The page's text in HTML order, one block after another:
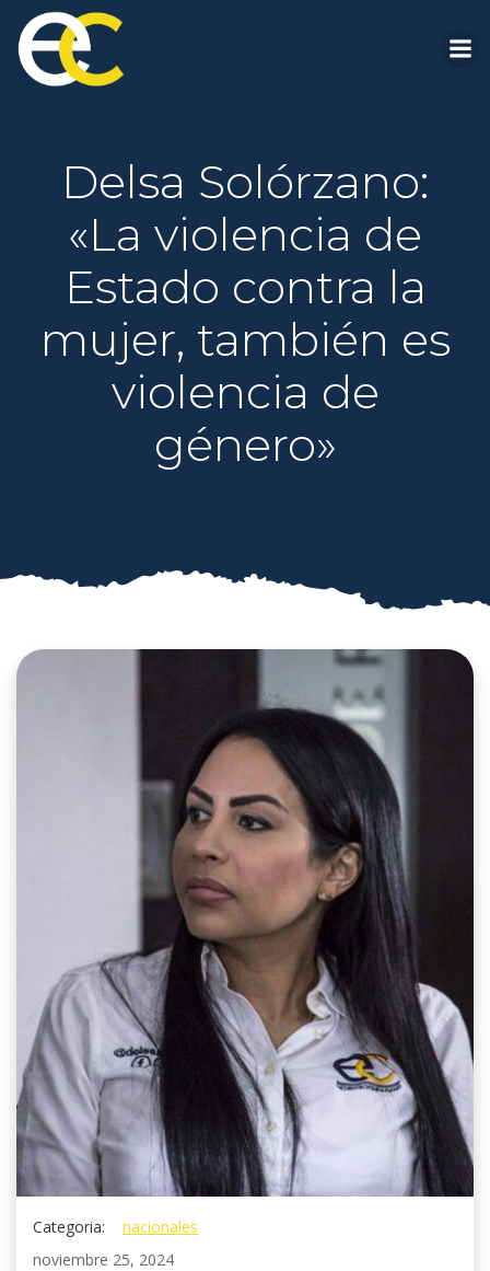
Delsa Solórzano:
«La violencia de
Estado contra la
mujer, también es
violencia de
género»
Categoria:
nacionales
noviembre 25, 2024